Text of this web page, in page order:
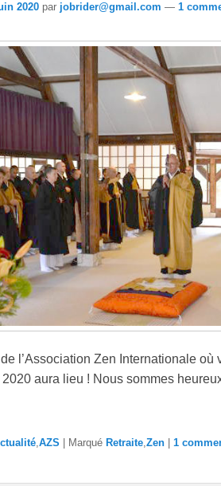
2020 par jobrider@gmail.com — 1
l’Association Zen Internationale
2020 aura lieu ! Nous sommes
,AZS Marqué Retraite,Zen 1